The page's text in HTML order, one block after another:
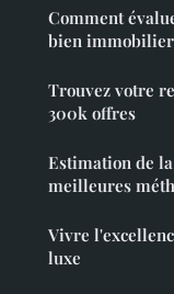
Comment
bien
Trouvez votre
300k offres
Estimation de
meilleures
Vivre
luxe